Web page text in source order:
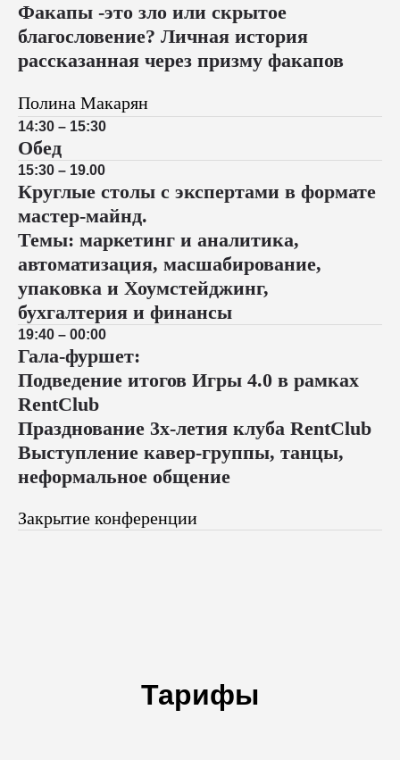
Факапы -это зло или скрытое
благословение? Личная история
рассказанная через призму факапов
Полина Макарян
14:30 – 15:30
Обед
15:30 – 19.00
Круглые столы с экспертами в формате
мастер-майнд.
Темы: маркетинг и аналитика,
автоматизация, масшабирование,
упаковка и Хоумстейджинг,
бухгалтерия и финансы
19:40 – 00:00
Гала-фуршет:
Подведение итогов Игры 4.0 в рамках
RentClub
Празднование 3х-летия клуба RentClub
Выступление кавер-группы, танцы,
неформальное общение
Закрытие конференции
Тарифы